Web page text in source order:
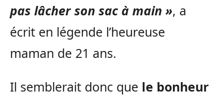
pas lâcher son sac à main », a
écrit en légende l’heureuse
maman de 21 ans.
Il semblerait donc que le bonheur